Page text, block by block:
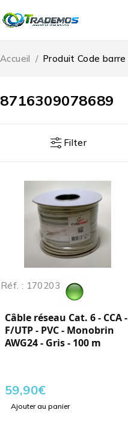
8716309078689
Accueil / Produit Code barre
Filter
Réf. : 170203
Câble réseau Cat. 6 - CCA -
F/UTP - PVC - Monobrin
AWG24 - Gris - 100 m
59,90€
Ajouter au panier